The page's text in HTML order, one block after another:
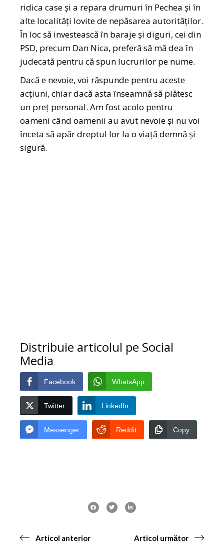
ridica case și a repara drumuri în Pechea și în
alte localități lovite de nepăsarea autorităților.
În loc să investească în baraje și diguri, cei din
PSD, precum Dan Nica, preferă să mă dea în
judecată pentru că spun lucrurilor pe nume.
Dacă e nevoie, voi răspunde pentru aceste
acțiuni, chiar dacă asta înseamnă să plătesc
un preț personal. Am fost acolo pentru
oameni când oamenii au avut nevoie și nu voi
înceta să apăr dreptul lor la o viață demnă și
sigură.
Distribuie articolul pe Social
Media
Facebook WhatsApp
Twitter LinkedIn
Messenger Reddit Copy
Articol anterior Articol următor